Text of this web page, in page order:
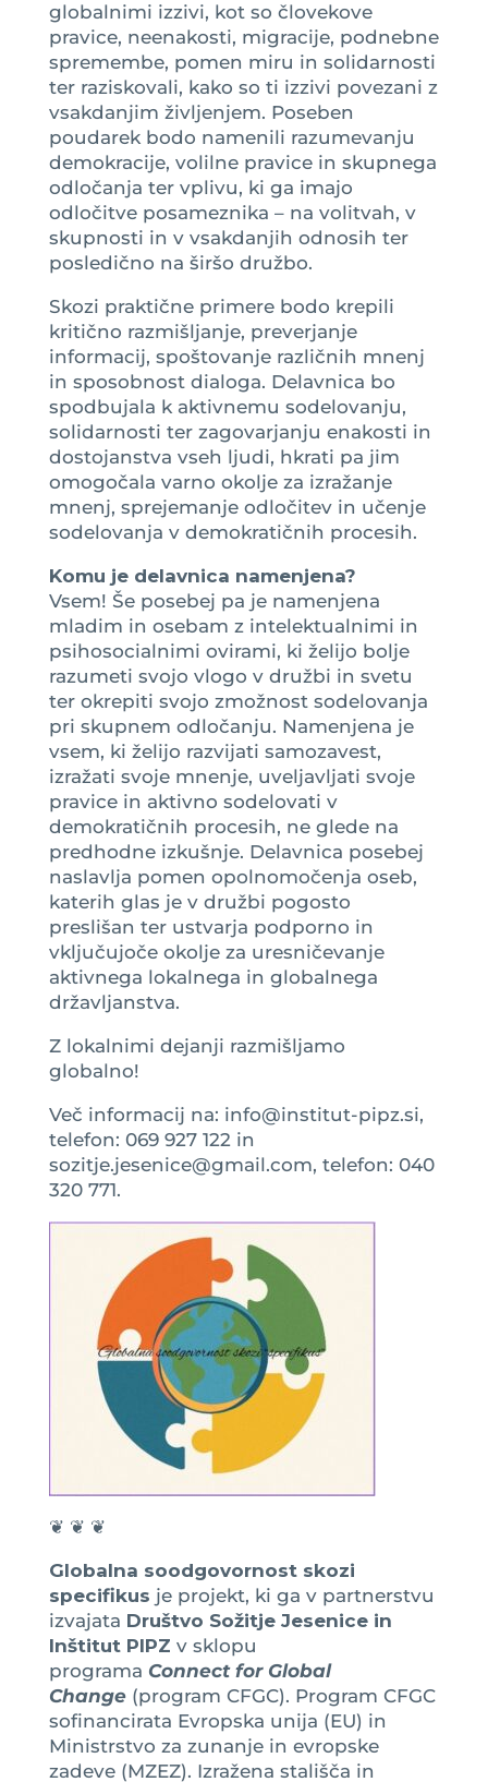
globalnimi izzivi, kot so človekove
pravice, neenakosti, migracije, podnebne
spremembe, pomen miru in solidarnosti
ter raziskovali, kako so ti izzivi povezani z
vsakdanjim življenjem. Poseben
poudarek bodo namenili razumevanju
demokracije, volilne pravice in skupnega
odločanja ter vplivu, ki ga imajo
odločitve posameznika – na volitvah, v
skupnosti in v vsakdanjih odnosih ter
posledično na širšo družbo.
Skozi praktične primere bodo krepili
kritično razmišljanje, preverjanje
informacij, spoštovanje različnih mnenj
in sposobnost dialoga. Delavnica bo
spodbujala k aktivnemu sodelovanju,
solidarnosti ter zagovarjanju enakosti in
dostojanstva vseh ljudi, hkrati pa jim
omogočala varno okolje za izražanje
mnenj, sprejemanje odločitev in učenje
sodelovanja v demokratičnih procesih.
Komu je delavnica namenjena?
Vsem! Še posebej pa je namenjena
mladim in osebam z intelektualnimi in
psihosocialnimi ovirami, ki želijo bolje
razumeti svojo vlogo v družbi in svetu
ter okrepiti svojo zmožnost sodelovanja
pri skupnem odločanju. Namenjena je
vsem, ki želijo razvijati samozavest,
izražati svoje mnenje, uveljavljati svoje
pravice in aktivno sodelovati v
demokratičnih procesih, ne glede na
predhodne izkušnje. Delavnica posebej
naslavlja pomen opolnomočenja oseb,
katerih glas je v družbi pogosto
preslišan ter ustvarja podporno in
vključujoče okolje za uresničevanje
aktivnega lokalnega in globalnega
državljanstva.
Z lokalnimi dejanji razmišljamo
globalno!
Več informacij na: info@institut-pipz.si,
telefon: 069 927 122 in
sozitje.jesenice@gmail.com, telefon: 040
320 771.
❦ ❦ ❦
Globalna soodgovornost skozi
specifikus je projekt, ki ga v partnerstvu
izvajata Društvo Sožitje Jesenice in
Inštitut PIPZ v sklopu
programa Connect for Global
Change (program CFGC). Program CFGC
sofinancirata Evropska unija (EU) in
Ministrstvo za zunanje in evropske
zadeve (MZEZ). Izražena stališča in